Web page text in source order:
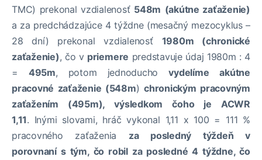
TMC) prekonal vzdialenosť 548m (akútne zaťaženie)
a za predchádzajúce 4 týždne (mesačný mezocyklus –
28 dní) prekonal vzdialenosť 1980m (chronické
zaťaženie), čo v priemere predstavuje údaj 1980m : 4
= 495m, potom jednoduchovydelíme
akútne
pracovné zaťaženie (548m)chronickým pracovným
zaťažením (495m), výsledkom čoho je ACWR
1,11. Inými slovami, hráč vykonal 1,11 x 100 = 111 %
pracovného zaťaženia za posledný týždeň v
porovnaní s tým, čo robil za posledné 4 týždne, čo